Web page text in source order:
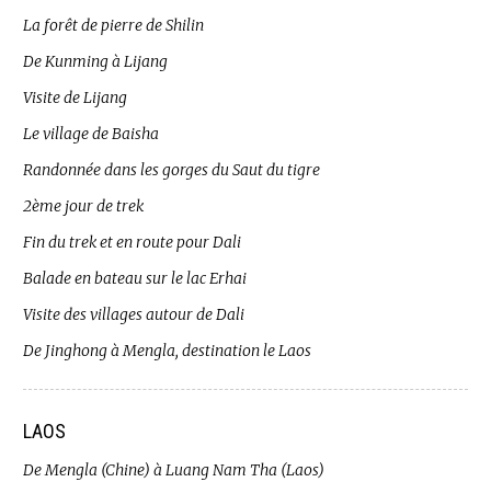
La forêt de pierre de Shilin
De Kunming à Lijang
Visite de Lijang
Le village de Baisha
Randonnée dans les gorges du Saut du tigre
2ème jour de trek
Fin du trek et en route pour Dali
Balade en bateau sur le lac Erhai
Visite des villages autour de Dali
De Jinghong à Mengla, destination le Laos
LAOS
De Mengla (Chine) à Luang Nam Tha (Laos)